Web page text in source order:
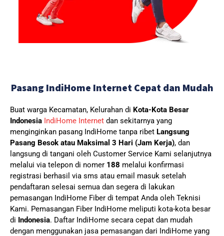
Pasang IndiHome Internet Cepat dan Mudah
Buat warga Kecamatan, Kelurahan di Kota-Kota Besar
Indonesia IndiHome Internet dan sekitarnya yang
menginginkan pasang IndiHome tanpa ribet Langsung
Pasang Besok atau Maksimal 3 Hari (Jam Kerja), dan
langsung di tangani oleh Customer Service Kami selanjutnya
melalui via telepon di nomer 188 melalui konfirmasi
registrasi berhasil via sms atau email masuk setelah
pendaftaran selesai semua dan segera di lakukan
pemasangan IndiHome Fiber di tempat Anda oleh Teknisi
Kami. Pemasangan Fiber IndiHome meliputi kota-kota besar
di Indonesia. Daftar IndiHome secara cepat dan mudah
dengan menggunakan jasa pemasangan dari IndiHome yang